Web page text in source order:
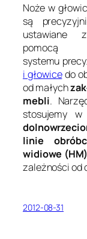
Noże w
są
ustawiane
pomocą
systemu
i głowicedo
od małych
mebli.
stosujemy
linie
widiowe (HM)
zależności od
2012-08-31